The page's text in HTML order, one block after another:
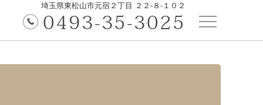
埼玉県東松山市元宿２丁目 ２２-８-１０２
0493-35-3025